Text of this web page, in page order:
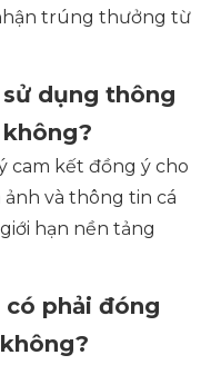
trúng thưởng từ
sử dụng thông
cam kết đồng ý cho
ảnh và thông tin cá
hạn nền tảng
phải đóng